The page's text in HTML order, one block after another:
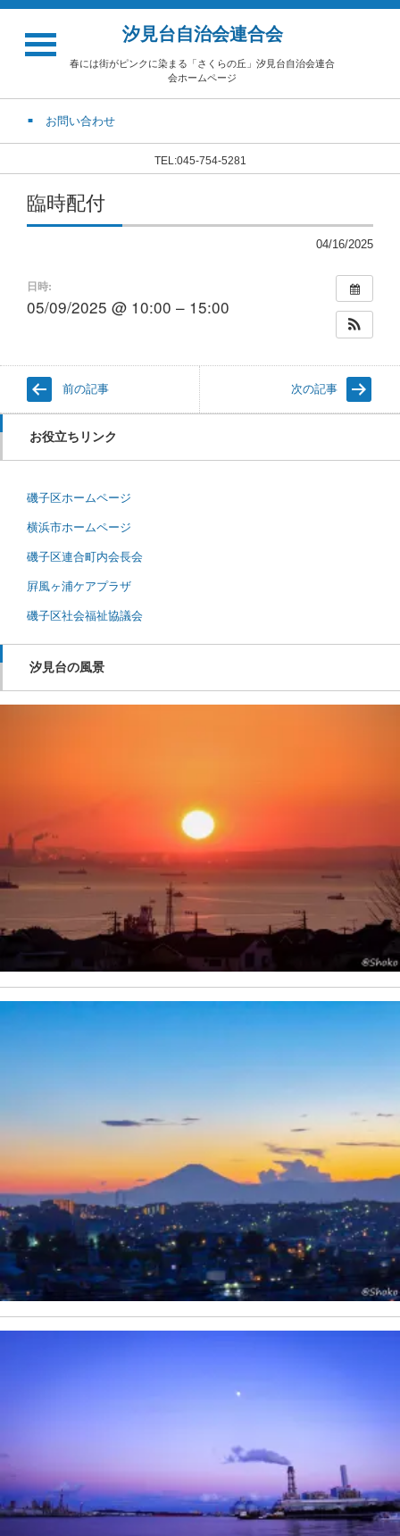
汐見台自治会連合会
春には街がピンクに染まる「さくらの丘」汐見台自治会連合
会ホームページ
お問い合わせ
TEL:045-754-5281
臨時配付
04/16/2025
日時:
05/09/2025 @ 10:00 – 15:00
前の記事 次の記事
お役立ちリンク
磯子区ホームページ
横浜市ホームページ
磯子区連合町内会長会
屛風ヶ浦ケアプラザ
磯子区社会福祉協議会
汐見台の風景